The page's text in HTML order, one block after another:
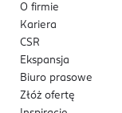
od Cruelty Free
programu dla
O firmie
Kariera
CSR
Ekspansja
Biuro prasowe
Złóż ofertę